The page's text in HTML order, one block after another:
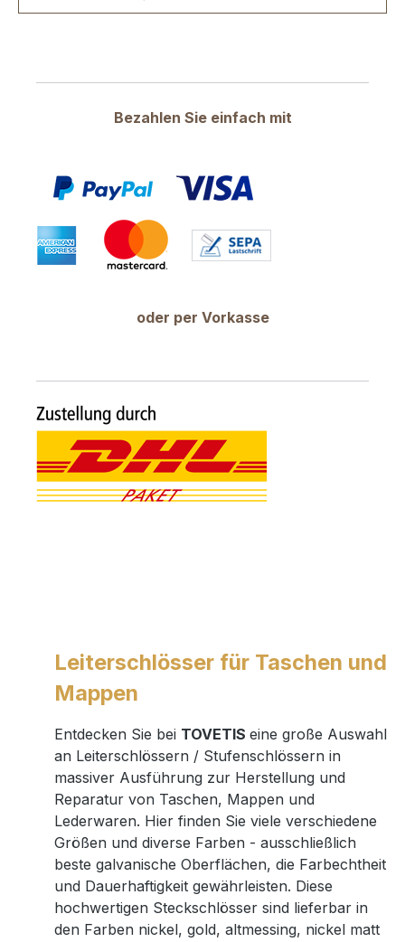
Bezahlen Sie einfach mit
oder per Vorkasse
Leiterschlösser für Taschen und
Mappen
Entdecken Sie bei TOVETIS eine große Auswahl
an Leiterschlössern / Stufenschlössern in
massiver Ausführung zur Herstellung und
Reparatur von Taschen, Mappen und
Lederwaren. Hier finden Sie viele verschiedene
Größen und diverse Farben - ausschließlich
beste galvanische Oberflächen, die Farbechtheit
und Dauerhaftigkeit gewährleisten. Diese
hochwertigen Steckschlösser sind lieferbar in
den Farben nickel, gold, altmessing, nickel matt